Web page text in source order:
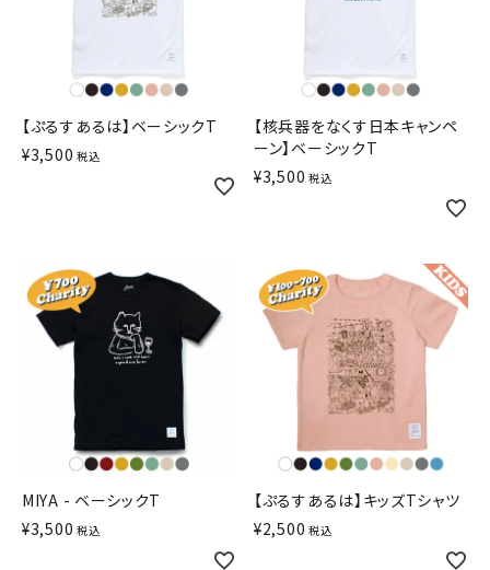
【ぷるすあるは】ベーシックT
¥3,500 税込
【核兵器をなくす日本キャンペ
ーン】ベーシックT
¥3,500 税込
MIYA - ベーシックT
¥3,500 税込
【ぷるすあるは】キッズTシャツ
¥2,500 税込